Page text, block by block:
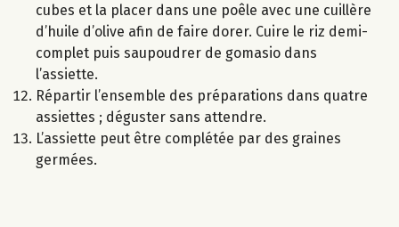
cubes et la placer dans une poêle avec une cuillère
d’huile d’olive afin de faire dorer. Cuire le riz demi-
complet puis saupoudrer de gomasio dans
l’assiette.
Répartir l’ensemble des préparations dans quatre
assiettes ; déguster sans attendre.
L’assiette peut être complétée par des graines
germées.